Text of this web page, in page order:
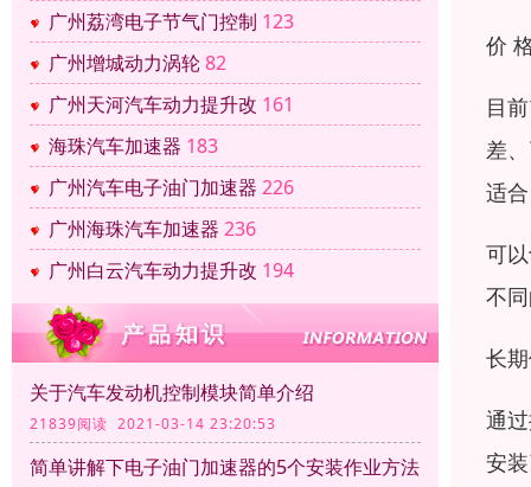
广州荔湾电子节气门控制 123
广州增城动力涡轮82
广州天河汽车动力提升改 161
海珠汽车加速器 183
广州汽车电子油门加速器 226
广州海珠汽车加速器 236
广州白云汽车动力提升改 194
关于汽车发动机控制模块简单介绍
21839阅读 2021-03-14 23:20:53
简单讲解下电子油门加速器的5个安装作业方法
价
目
差
适
可
不
长
通
安